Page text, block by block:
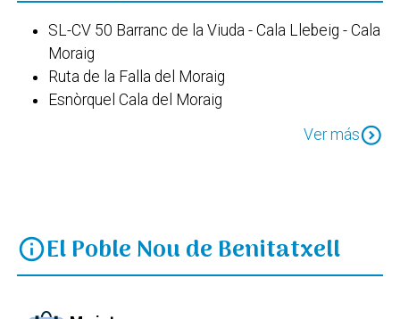
SL-CV 50 Barranc de la Viuda - Cala Llebeig - Cala
Moraig
Ruta de la Falla del Moraig
Esnòrquel Cala del Moraig
SL CV 50 Barranc de la Viuda - Cala Moraig
Ver másexpand_circle_down
infoEl Poble Nou de Benitatxell